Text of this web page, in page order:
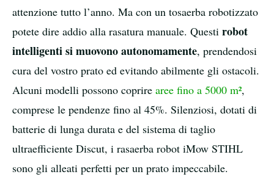
attenzione tutto l’anno. Ma con un tosaerba robotizzato
potete dire addio alla rasatura manuale. Questi robot
intelligenti si muovono autonomamente, prendendosi
cura del vostro prato ed evitando abilmente gli ostacoli.
Alcuni modelli possono coprire aree fino a 5000 m²,
comprese le pendenze fino al 45%. Silenziosi, dotati di
batterie di lunga durata e del sistema di taglio
ultraefficiente Discut, i rasaerba robot iMow STIHL
sono gli alleati perfetti per un prato impeccabile.